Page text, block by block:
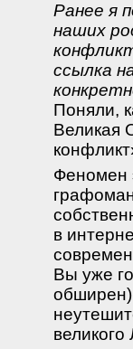
Ранее я
наших
ссылка
Поняли,
Великая
Феномен
в
Вы уже